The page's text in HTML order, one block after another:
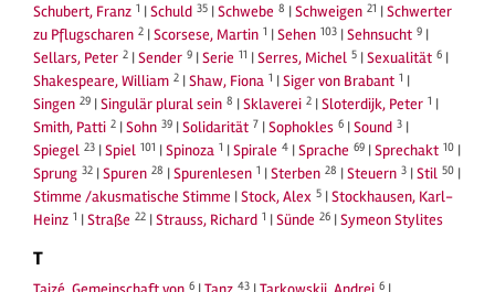
Schubert, Franz 1 |Schuld 35 |Schwebe 8 |Schweigen 21 |Schwerter
zu Pflugscharen 2 |Scorsese, Martin 1 |Sehen 103 |Sehnsucht 9 |
Sellars, Peter 2 |Sender 9 |Serie 11 |Serres, Michel 5 |Sexualität 6 |
Shakespeare, William 2 |Shaw, Fiona 1 |Siger von Brabant 1 |
Singen 29 |Singulär plural sein 8 |Sklaverei 2 |Sloterdijk, Peter 1 |
Smith, Patti 2 |Sohn 39 |Solidarität 7 |Sophokles 6 |Sound 3 |
Spiegel 23 |Spiel 101 |Spinoza 1 |Spirale 4 |Sprache 69 |Sprechakt 10 |
Sprung 32 |Spuren 28 |Spurenlesen 1 |Sterben 28 |Steuern 3 |Stil 50 |
Stimme /akusmatische Stimme |Stock, Alex 5 |Stockhausen, Karl-
Heinz 1 |Straße 22 |Strauss, Richard 1 |Sünde 26 |Symeon Stylites
T
6 43 6